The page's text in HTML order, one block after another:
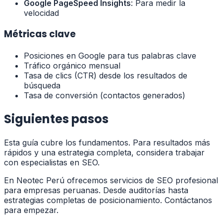
Google PageSpeed Insights: Para medir la
velocidad
Métricas clave
Posiciones en Google para tus palabras clave
Tráfico orgánico mensual
Tasa de clics (CTR) desde los resultados de
búsqueda
Tasa de conversión (contactos generados)
Siguientes pasos
Esta guía cubre los fundamentos. Para resultados más
rápidos y una estrategia completa, considera trabajar
con especialistas en SEO.
En Neotec Perú ofrecemos servicios de SEO profesional
para empresas peruanas. Desde auditorías hasta
estrategias completas de posicionamiento. Contáctanos
para empezar.